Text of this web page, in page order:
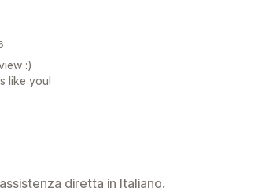
:)
like you!
diretta in Italiano.